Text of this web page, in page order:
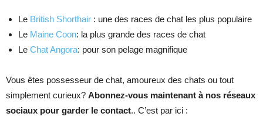
Le British Shorthair : une des races de chat les plus populaire
Le Maine Coon: la plus grande des races de chat
Le Chat Angora: pour son pelage magnifique
Vous êtes possesseur de chat, amoureux des chats ou tout
simplement curieux? Abonnez-vous maintenant à nos réseaux
sociaux pour garder le contact.. C’est par ici :